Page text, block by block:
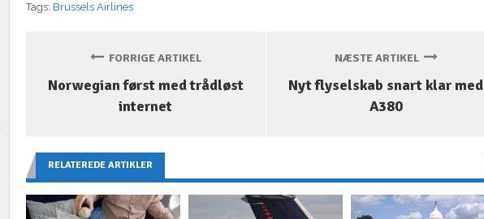
Tags: Brussels Airlines
FORRIGE ARTIKEL
Norwegian først med trådløst
internet
NÆSTE ARTIKEL
Nyt flyselskab snart klar med
A380
RELATEREDE ARTIKLER